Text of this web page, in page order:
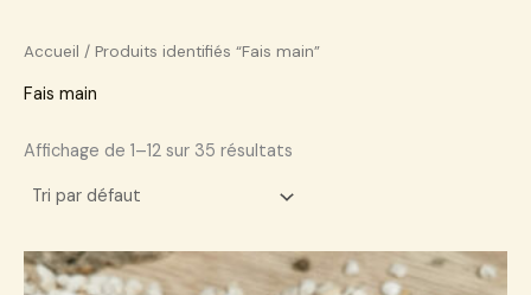
Accueil / Produits identifiés “Fais main”
Fais main
Affichage de 1–12 sur 35 résultats